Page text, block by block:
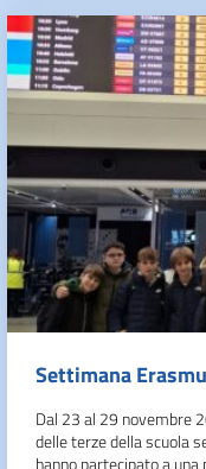
Settimana
Dal 23 al 29 novembre
delle terze della scuola
hanno partecipato a